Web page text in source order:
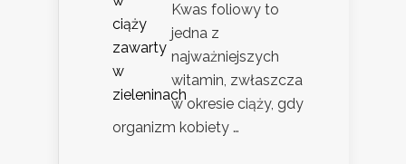
Kwas foliowy to
jedna z
najważniejszych
witamin, zwłaszcza
w okresie ciąży, gdy
organizm kobiety …